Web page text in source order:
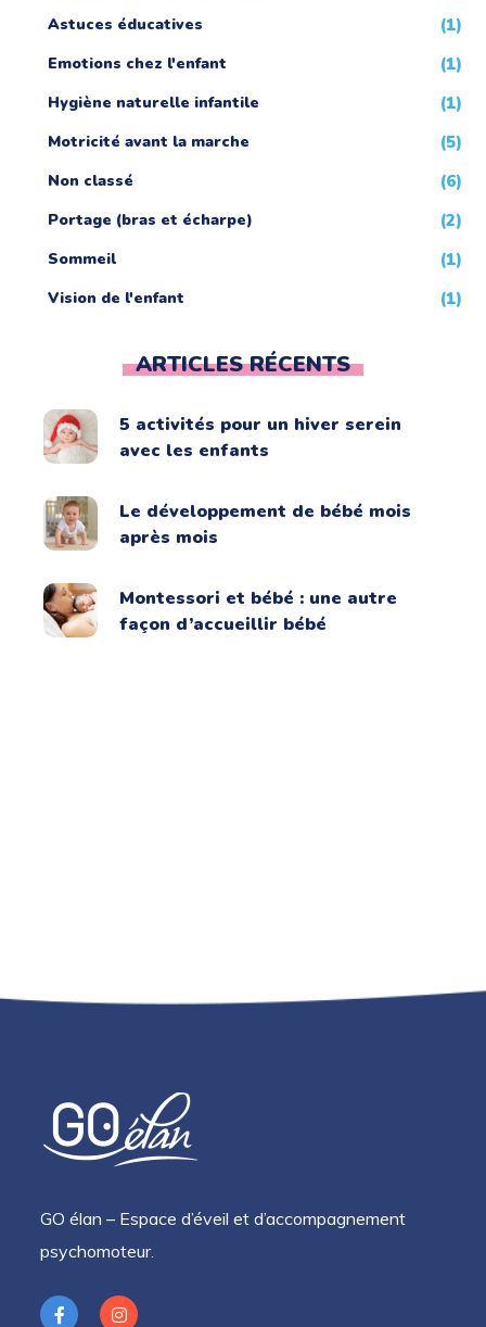
Astuces éducatives (1)
Emotions chez l'enfant (1)
Hygiène naturelle infantile (1)
Motricité avant la marche (5)
Non classé (6)
Portage (bras et écharpe) (2)
Sommeil (1)
Vision de l'enfant (1)
ARTICLES RÉCENTS
5 activités pour un hiver serein
avec les enfants
Le développement de bébé mois
après mois
Montessori et bébé : une autre
façon d’accueillir bébé
GO élan – Espace d’éveil et d’accompagnement
psychomoteur.